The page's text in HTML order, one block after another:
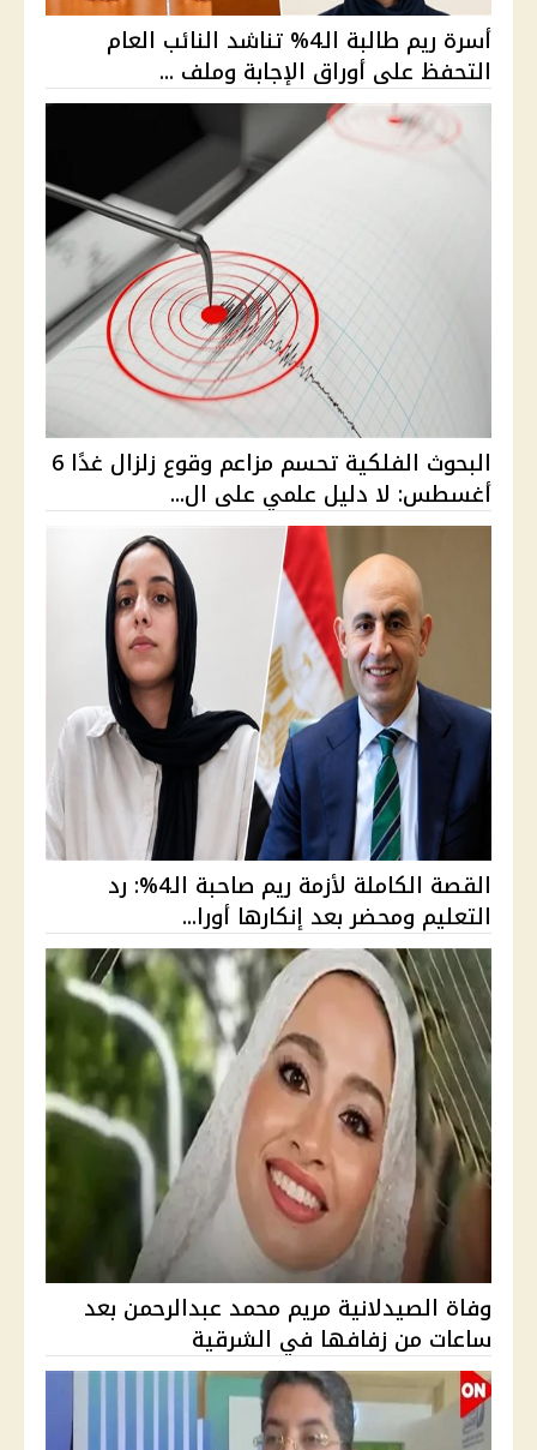
أسرة ريم طالبة الـ4% تناشد النائب العام
التحفظ على أوراق الإجابة وملف ...
البحوث الفلكية تحسم مزاعم وقوع زلزال غدًا 6
أغسطس: لا دليل علمي على ال...
القصة الكاملة لأزمة ريم صاحبة الـ4%: رد
التعليم ومحضر بعد إنكارها أورا...
وفاة الصيدلانية مريم محمد عبدالرحمن بعد
ساعات من زفافها في الشرقية